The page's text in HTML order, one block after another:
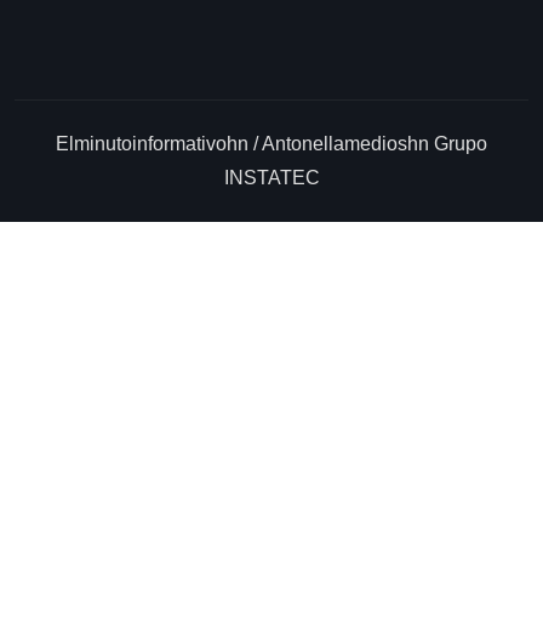
Elminutoinformativohn / Antonellamedioshn Grupo